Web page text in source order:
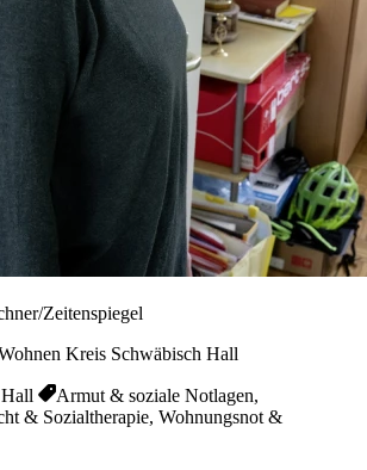
Zeitenspiegel
Kreis Schwäbisch Hall
Armut & soziale Notlagen,
& Sozialtherapie, Wohnungsnot &